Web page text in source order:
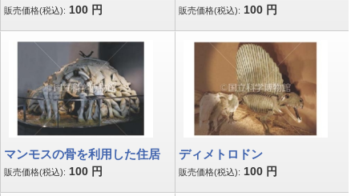
販売価格(税込): 100 円 販売価格(税込): 100 円
マンモスの骨を利用した住居
販売価格(税込): 100 円
ディメトロドン
販売価格(税込): 100 円